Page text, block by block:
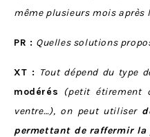
même plusieurs mois après
PR : Quelles solutions
XT : Tout dépend du type
modérés (petit étirement
ventre…), on peut utiliser
permettant de raffermir la